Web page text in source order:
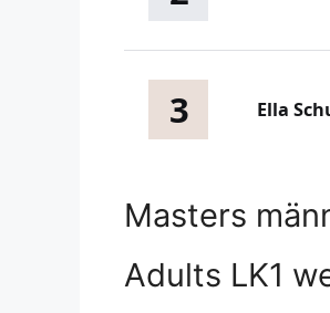
3 Ella
Masters
Adults LK1